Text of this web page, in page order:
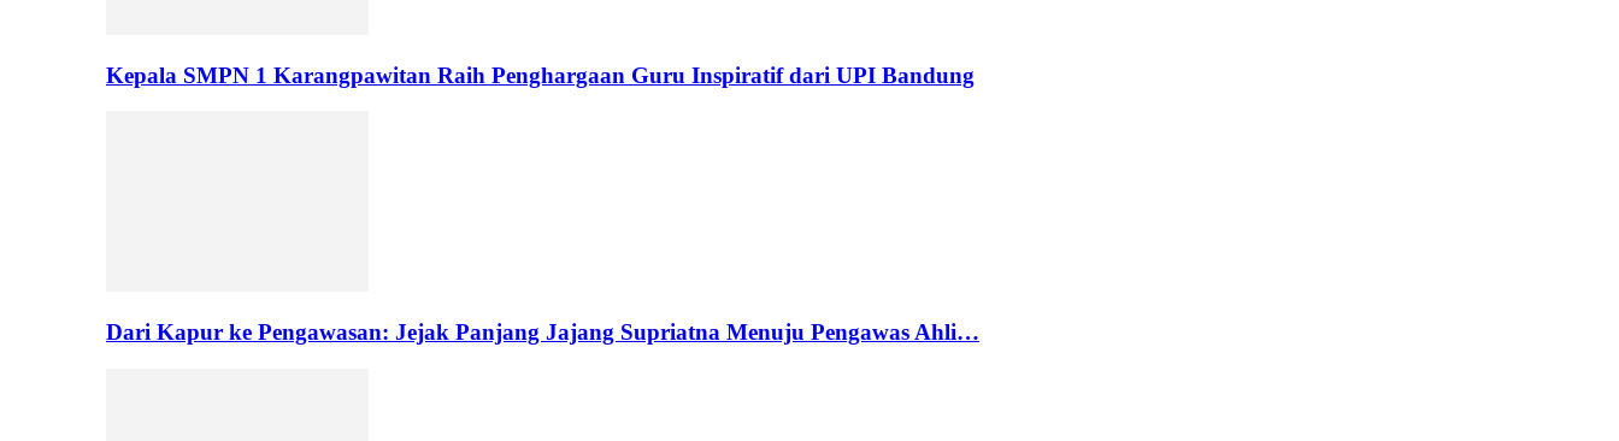
Kepala SMPN 1 Karangpawitan Raih Penghargaan Guru Inspiratif dari UPI Bandung
Dari Kapur ke Pengawasan: Jejak Panjang Jajang Supriatna Menuju Pengawas Ahli…